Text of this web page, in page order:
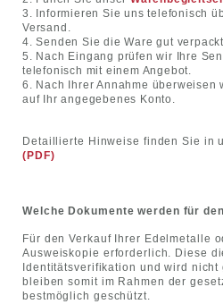
Informieren Sie uns telefonisch
Versand.
Senden Sie die Ware gut
Nach Eingang prüfen wir Ihre
telefonisch mit einem Angebot.
Nach Ihrer Annahme überweisen
auf Ihr angegebenes Konto.
Detaillierte Hinweise finden Sie in
(PDF)
Welche Dokumente werden für
Für den Verkauf Ihrer Edelmetalle
Ausweiskopie erforderlich. Diese
Identitätsverifikation und wird
bleiben somit im Rahmen der
bestmöglich geschützt.